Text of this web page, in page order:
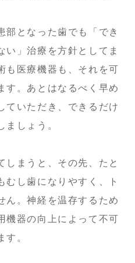
部となった歯でも「でき
い」治療を方針としてま
も医療機器も、それを可
す。あとはなるべく早め
ていただき、できるだけ
ましょう。
しまうと、その先、たと
むし歯になりやすく、ト
ん。神経を温存するため
機器の向上によって不可
す。